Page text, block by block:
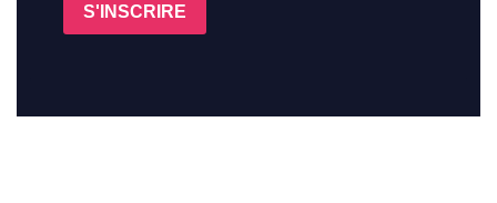
S'INSCRIRE